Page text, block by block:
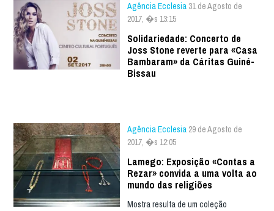
Agência Ecclesia 31 de Agosto de
2017, �s 13:15
Solidariedade: Concerto de
Joss Stone reverte para «Casa
Bambaram» da Cáritas Guiné-
Bissau
Agência Ecclesia 29 de Agosto de
2017, �s 12:05
Lamego: Exposição «Contas a
Rezar» convida a uma volta ao
mundo das religiões
Mostra resulta de um coleção